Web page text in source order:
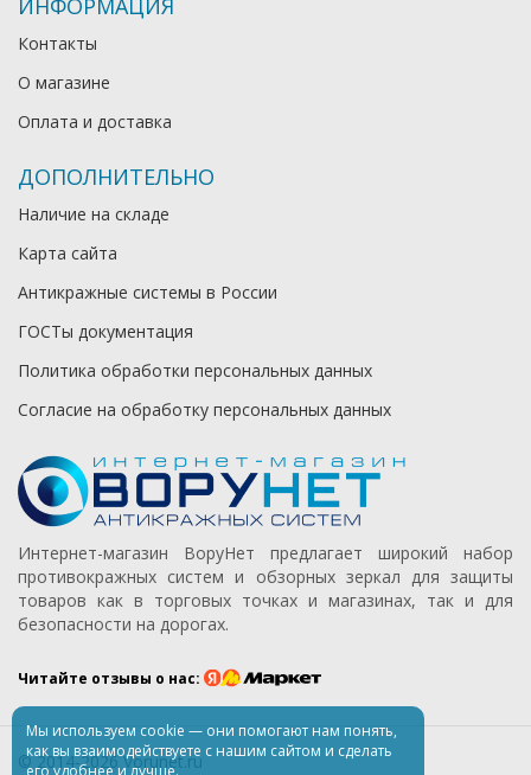
ИНФОРМАЦИЯ
Контакты
О магазине
Оплата и доставка
ДОПОЛНИТЕЛЬНО
Наличие на складе
Карта сайта
Антикражные системы в России
ГОСТы документация
Политика обработки персональных данных
Согласие на обработку персональных данных
Интернет-магазин ВоруНет предлагает широкий набор
противокражных систем и обзорных зеркал для защиты
товаров как в торговых точках и магазинах, так и для
безопасности на дорогах.
Читайте отзывы о нас:
© 2014-2026 Vorunet.ru
Мы используем cookie — они помогают нам понять,
как вы взаимодействуете с нашим сайтом и сделать
его удобнееи лучше.